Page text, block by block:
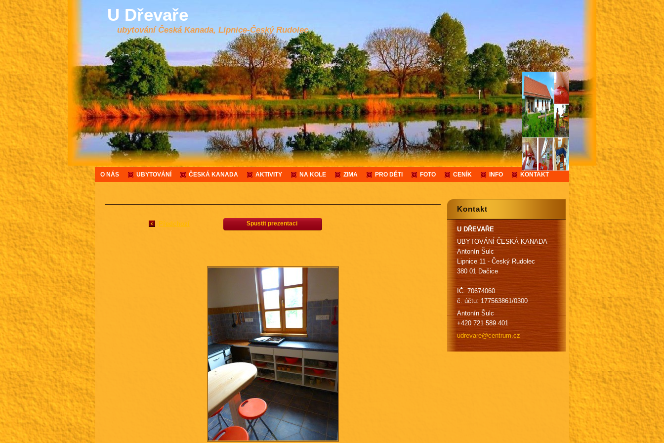
U Dřevaře
ubytování Česká Kanada, Lipnice-Český Rudolec
O NÁS UBYTOVÁNÍ ČESKÁ KANADA AKTIVITY NA KOLE ZIMA PRO DĚTI FOTO CENÍK INFO KONTAKT
Předchozí Spustit prezentaci
Kontakt
U DŘEVAŘE
UBYTOVÁNÍ ČESKÁ KANADA
Antonín Šulc
Lipnice 11 - Český Rudolec
380 01 Dačice
IČ: 70674060
č. účtu: 177563861/0300
Antonín Šulc
+420 721 589 401
udrevare@centrum.cz